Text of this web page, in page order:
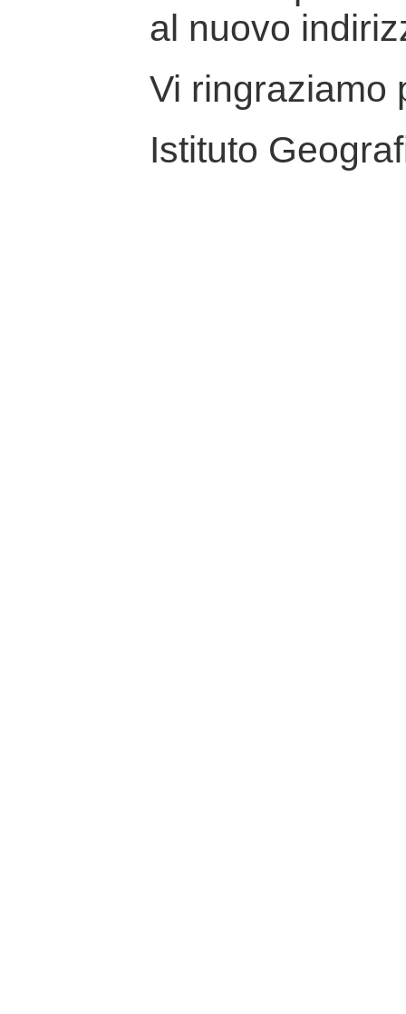
al nuovo
Vi ringraziamo
Istituto